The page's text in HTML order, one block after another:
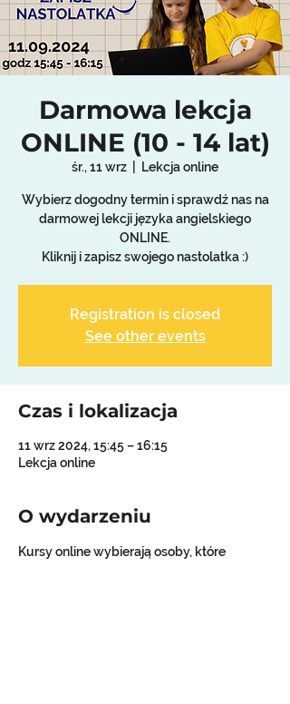
Darmowa lekcja
ONLINE (10 - 14 lat)
śr., 11 wrz Lekcja online
Wybierz dogodny termin i sprawdź nas na
darmowej lekcji języka angielskiego
ONLINE.
Kliknij i zapisz swojego nastolatka :)
Registration is closed
See other events
Czas i lokalizacja
11 wrz 2024, 15:45 – 16:15
Lekcja online
O wydarzeniu
Kursy online wybierają osoby, które